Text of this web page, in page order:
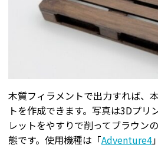
木質フィラメントで出力すれば、
トを作成できます。写真は3Dプリ
レットをやすりで削ってブラウン
態です。使用機種は「Adventure4